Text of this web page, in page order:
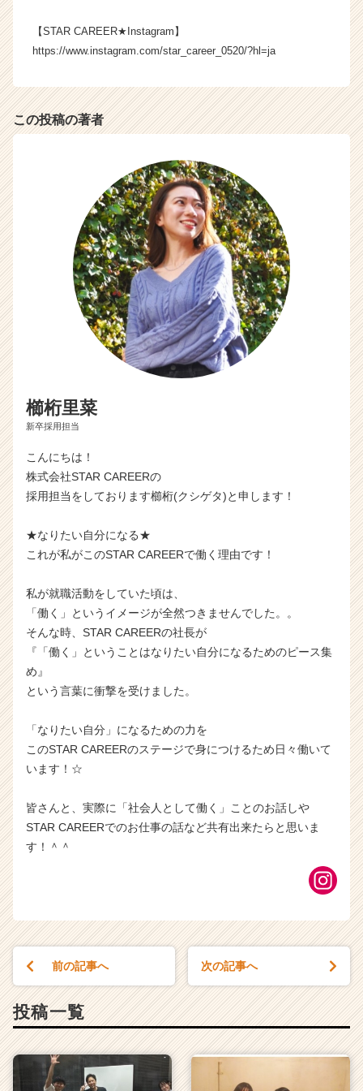
リ
r
e
e
r）
【STAR CAREER★Instagram】
https://www.instagram.com/star_career_0520/?hl=ja
この投稿の著者
櫛桁里菜
新卒採用担当
こんにちは！
株式会社STAR CAREERの
採用担当をしております櫛桁(クシゲタ)と申します！
★なりたい自分になる★
これが私がこのSTAR CAREERで働く理由です！
私が就職活動をしていた頃は、
「働く」というイメージが全然つきませんでした。。
そんな時、STAR CAREERの社長が
『「働く」ということはなりたい自分になるためのピース集
め』
という言葉に衝撃を受けました。
「なりたい自分」になるための力を
このSTAR CAREERのステージで身につけるため日々働いて
います！☆
皆さんと、実際に「社会人として働く」ことのお話しや
STAR CAREERでのお仕事の話など共有出来たらと思いま
す！＾＾
前の記事へ 次の記事へ
投稿一覧